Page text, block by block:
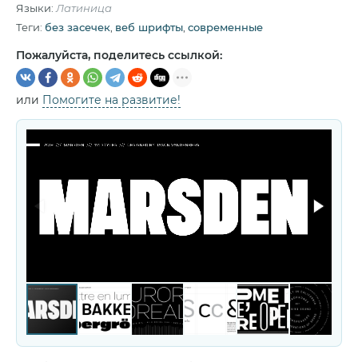
Языки: Латиница
Теги: без засечек веб шрифты современные
Пожалуйста, поделитесь ссылкой:
или Помогите на развитие!